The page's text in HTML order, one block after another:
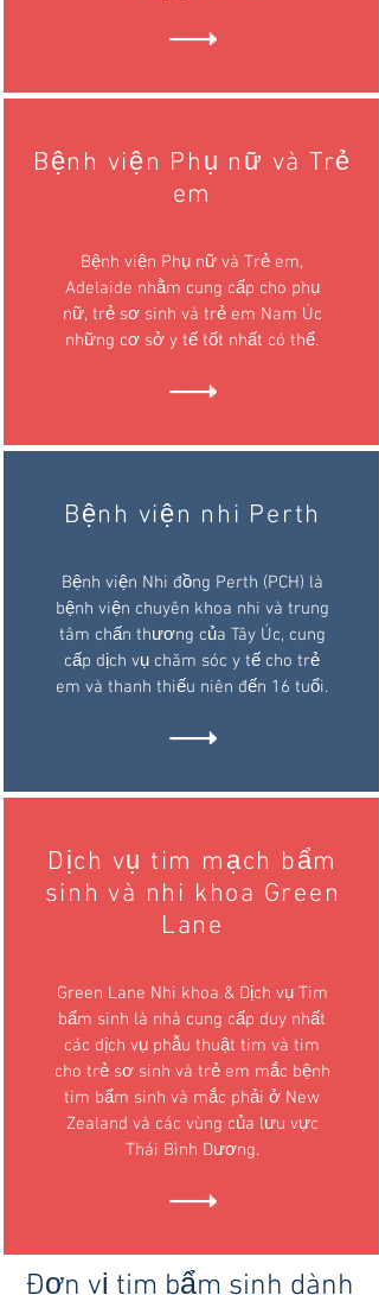
Bệnh viện Phụ nữ và Trẻ
em
Bệnh viện Phụ nữ và Trẻ em,
Adelaide nhằm cung cấp cho phụ
nữ, trẻ sơ sinh và trẻ em Nam Úc
những cơ sở y tế tốt nhất có thể.
Bệnh viện nhi Perth
Bệnh viện Nhi đồng Perth (PCH) là
bệnh viện chuyên khoa nhi và trung
tâm chấn thương của Tây Úc, cung
cấp dịch vụ chăm sóc y tế cho trẻ
em và thanh thiếu niên đến 16 tuổi.
Dịch vụ tim mạch bẩm
sinh và nhi khoa Green
Lane
Green Lane Nhi khoa & Dịch vụ Tim
bẩm sinh là nhà cung cấp duy nhất
các dịch vụ phẫu thuật tim và tim
cho trẻ sơ sinh và trẻ em mắc bệnh
tim bẩm sinh và mắc phải ở New
Zealand và các vùng của lưu vực
Thái Bình Dương.
Đơn vị tim bẩm sinh dành